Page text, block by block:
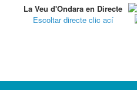
La Veu d'Ondara en Directe
Escoltar directe clic ací